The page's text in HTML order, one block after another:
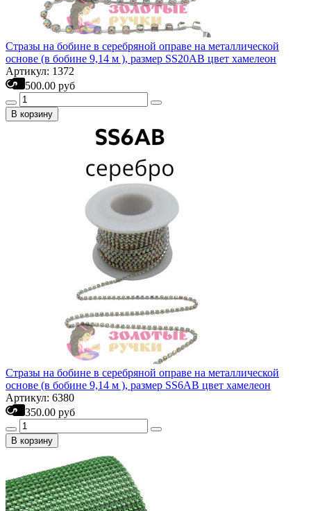
Стразы на бобине в серебряной оправе на металлической
основе (в бобине 9,14 м ), размер SS20AB цвет хамелеон
Артикул: 1372
500.00 руб
В корзину
Стразы на бобине в серебряной оправе на металлической
основе (в бобине 9,14 м ), размер SS6AB цвет хамелеон
Артикул: 6380
350.00 руб
В корзину